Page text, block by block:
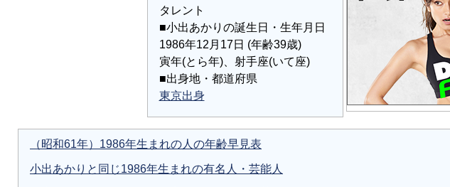
タレント
■小出あかりの誕生日・生年月日
1986年12月17日 (年齢39歳)
寅年(とら年)、射手座(いて座)
■出身地・都道府県
東京出身
（昭和61年）1986年生まれの人の年齢早見表
小出あかりと同じ1986年生まれの有名人・芸能人